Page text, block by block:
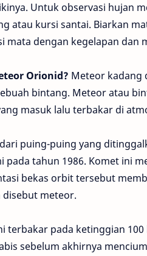
Untuk observasi hujan
atau kursi santai. Biarkan
mata dengan kegelapan dan
Orionid? Meteor kadang
bintang. Meteor atau
masuk lalu terbakar di
puing-puing yang
tahun 1986. Komet ini
bekas orbit tersebut
meteor.
terbakar pada ketinggian
sebelum akhirnya